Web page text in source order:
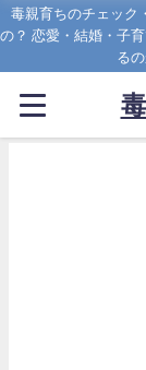
毒親育ちのチェック
の？ 恋愛・結婚・子
る